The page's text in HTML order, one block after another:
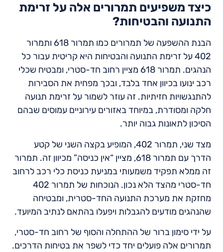
כיצד משפיעים תמרורים אלה על זרימת
התנועה והבטיחות?
הבנת ההשפעה של תמרורים כמו תמרור 618 ותמרור
402 על זרימת התנועה והבטיחות היא קריטית עבור כל
הנהגים. תמרור 618 מציין רחוב חד-סטרי, ומבטיח שכלי
רכב ינועו בכיוון אחד בלבד, ובכך מפחית את הסבירות
להתנגשויות חזיתיות. זה עוזר לשמור על זרימת תנועה
חלקה ומסודרת, במיוחד באזורים עירוניים עמוסים שבהם
הסיכון לתאונות גבוה יותר.
מצד שני, תמרור 402, המופיע בקצה השני של קטע
הדרך עם תמרור 618, מציין “אין כניסה” מכיוון זה. תמרור
זה ממלא תפקיד משמעותי במניעת כניסת כלי רכב לרחוב
חד-סטרי מהצד הלא נכון. הנוכחות של תמרור 402
מחזקת את מערכת התנועה החד-סטרית, ומבטיחה
שהנהגים מודעים להגבלות ויפעלו בהתאם לנתיב המיועד.
על ידי סימון ברור של ההתחלה והסוף של רחוב חד-סטרי,
תמרורים אלה פועלים יחד כדי לשפר את בטיחות הדרכים.